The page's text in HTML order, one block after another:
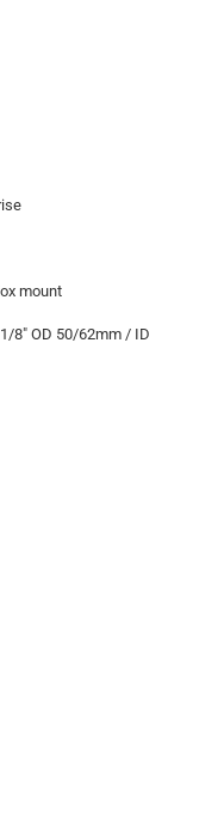
mount
8" OD 50/62mm / ID